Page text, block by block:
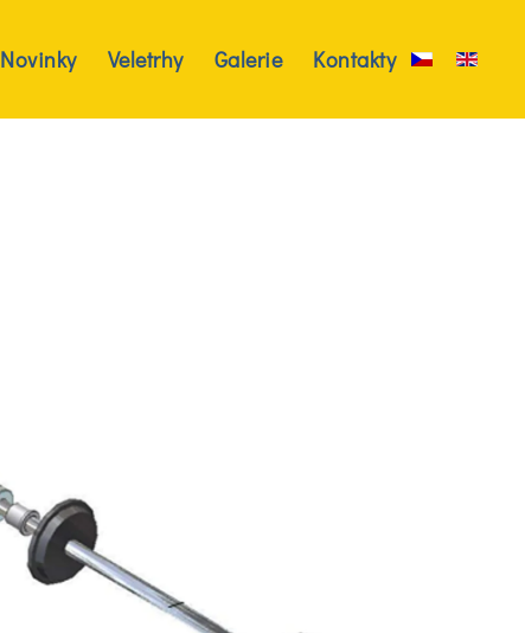
Novinky Veletrhy Galerie Kontakty